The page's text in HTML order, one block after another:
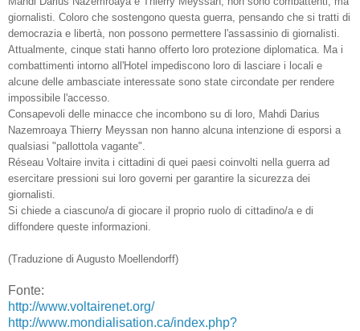
giornalisti. Coloro che sostengono questa guerra, pensando che si tratti di
democrazia e libertà, non possono permettere l'assassinio di giornalisti.
Attualmente, cinque stati hanno offerto loro protezione diplomatica. Ma i
combattimenti intorno all'Hotel impediscono loro di lasciare i locali e
alcune delle ambasciate interessate sono state circondate per rendere
impossibile l'accesso.
Consapevoli delle minacce che incombono su di loro, Mahdi Darius
Nazemroaya Thierry Meyssan non hanno alcuna intenzione di esporsi a
qualsiasi "pallottola vagante".
Réseau Voltaire invita i cittadini di quei paesi coinvolti nella guerra ad
esercitare pressioni sui loro governi per garantire la sicurezza dei
giornalisti.
Si chiede a ciascuno/a di giocare il proprio ruolo di cittadino/a e di
diffondere queste informazioni.
(Traduzione di Augusto Moellendorff)
Fonte:
http://www.voltairenet.org/
http://www.mondialisation.ca/index.php?